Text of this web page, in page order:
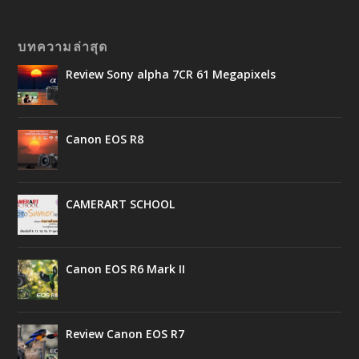
บทความล่าสุด
Review Sony alpha 7CR 61 Megapixels
Canon EOS R8
CAMERART SCHOOL
Canon EOS R6 Mark II
Review Canon EOS R7